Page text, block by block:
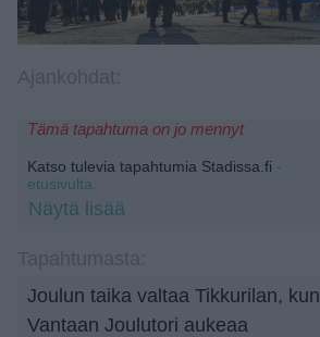
Tämä tapahtuma on jo mennyt
Katso tulevia tapahtumia Stadissa.fi -
etusivulta.
Näytä lisää
Joulun taika valtaa Tikkurilan, kun
Vantaan Joulutori aukeaa